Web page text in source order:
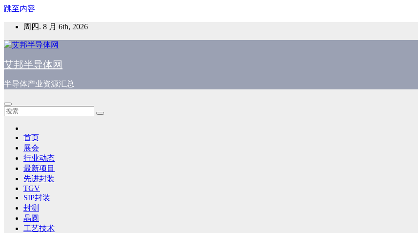
跳至内容
周四. 8 月 6th, 2026
艾邦半导体网
半导体产业资源汇总
首页
展会
行业动态
最新项目
先进封装
TGV
SIP封装
封测
晶圆
工艺技术